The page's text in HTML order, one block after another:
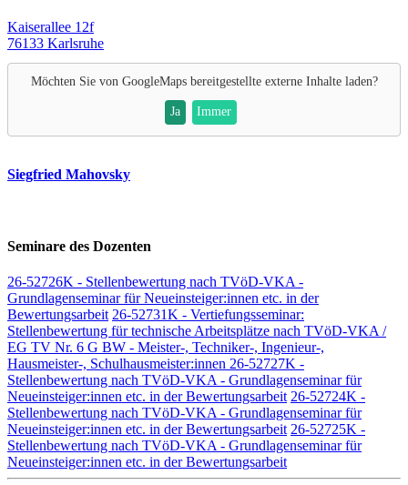
Kaiserallee 12f
76133 Karlsruhe
Möchten Sie von GoogleMapsbereitgestellte externe Inhalte laden?
Ja Immer
Siegfried Mahovsky
Seminare des Dozenten
26-52726K - Stellenbewertung nach TVöD-VKA -
Grundlagenseminar für Neueinsteiger:innen etc. in der
Bewertungsarbeit 26-52731K - Vertiefungsseminar:
Stellenbewertung für technische Arbeitsplätze nach TVöD-VKA /
EG TV Nr. 6 G BW - Meister-, Techniker-, Ingenieur-,
Hausmeister-, Schulhausmeister:innen 26-52727K -
Stellenbewertung nach TVöD-VKA - Grundlagenseminar für
Neueinsteiger:innen etc. in der Bewertungsarbeit 26-52724K -
Stellenbewertung nach TVöD-VKA - Grundlagenseminar für
Neueinsteiger:innen etc. in der Bewertungsarbeit 26-52725K -
Stellenbewertung nach TVöD-VKA - Grundlagenseminar für
Neueinsteiger:innen etc. in der Bewertungsarbeit